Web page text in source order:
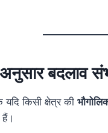
अनुसार बदलाव
किसी क्षेत्र की